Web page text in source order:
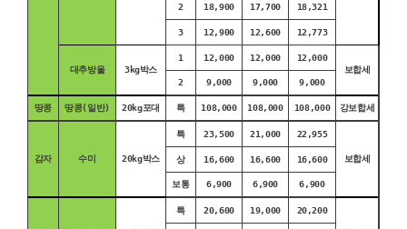
2 18,900 17,700 18,321
3 12,900 12,600 12,773
대추방울 3kg박스
1 12,000 12,000
12,000
보합세
2
9,000 9,000 9,000
땅콩 땅콩(일반) 20kg포대 특 108,000 108,000 108,000 강보합세
감자 수미 20kg박스
특 23,500 21,000 22,955
보합세
상 16,600 16,600 16,600
보통 6,900 6,900 6,900
특 20,600 19,000 20,200